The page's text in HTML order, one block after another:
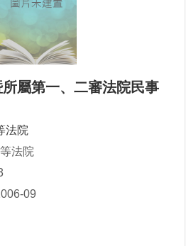
屬第一、二審法院民事
法院
法院
09